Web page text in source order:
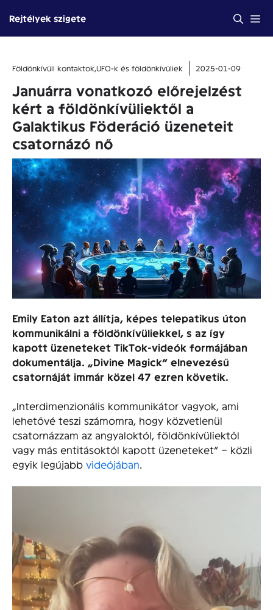
tartalomba
Rejtélyek szigete
Földönkívüli kontaktok,UFO-k és földönkívüliek 2025-01-09
Januárra vonatkozó előrejelzést
kért a földönkívüliektől a
Galaktikus Föderáció üzeneteit
csatornázó nő
Emily Eaton azt állítja, képes telepatikus úton
kommunikálni a földönkívüliekkel, s az így
kapott üzeneteket TikTok-videók formájában
dokumentálja. „Divine Magick” elnevezésű
csatornáját immár közel 47 ezren követik.
„Interdimenzionális kommunikátor vagyok, ami
lehetővé teszi számomra, hogy közvetlenül
csatornázzam az angyaloktól, földönkívüliektől
vagy más entitásoktól kapott üzeneteket” – közli
egyik legújabb videójában